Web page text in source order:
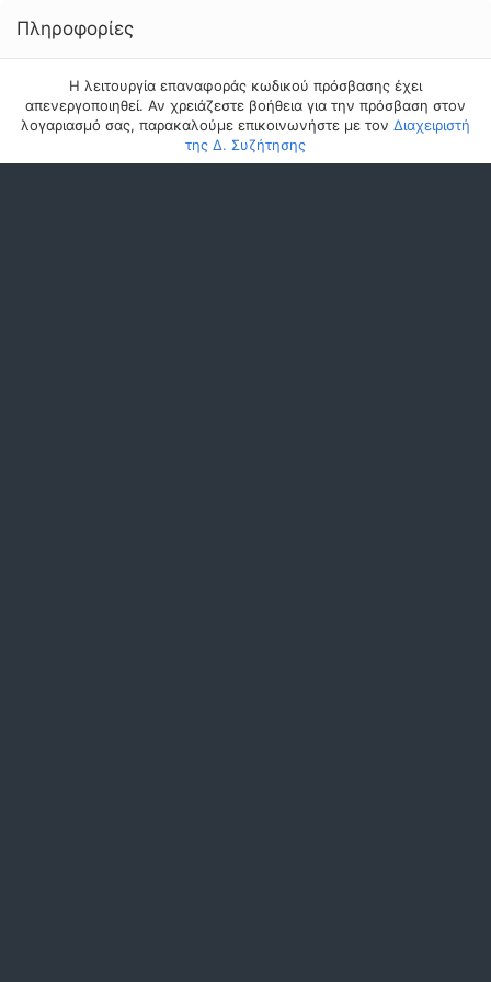
Πληροφορίες
Η λειτουργία επαναφοράς κωδικού πρόσβασης έχει
απενεργοποιηθεί. Αν χρειάζεστε βοήθεια για την πρόσβαση στον
λογαριασμό σας, παρακαλούμε επικοινωνήστε με τον Διαχειριστή
της Δ. Συζήτησης